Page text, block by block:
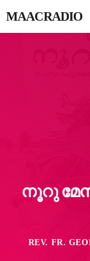
MAACRADIO
നൂറു
mic REV. FR.